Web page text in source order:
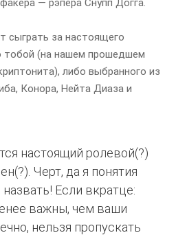
— рэпера Снупп Догга.
сыграть за настоящего
тобой (на нашем прошедшем
либо выбранного из
Конора, Нейта Диаза и
настоящий ролевой(?)
Черт, да я понятия
Если вкратце:
важны, чем ваши
нельзя пропускать